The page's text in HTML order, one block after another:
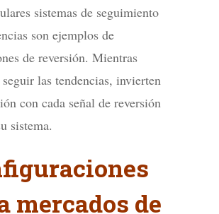
sistemas de seguimiento
son ejemplos de
de reversión. Mientras
las tendencias, invierten
con cada señal de reversión
sistema.
mercados de